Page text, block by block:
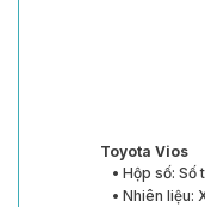
Toyota Vios
• Hộp số: Số tự động
• Nhiên liệu: Xăng